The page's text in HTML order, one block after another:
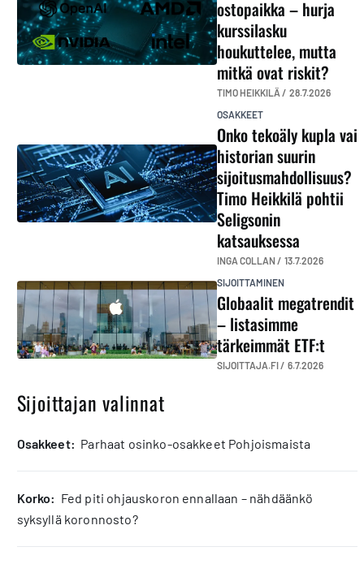
ostopaikka – hurja
kurssilasku
houkuttelee, mutta
mitkä ovat riskit?
TIMO HEIKKILÄ / 28.7.2026
OSAKKEET
Onko tekoäly kupla vai
historian suurin
sijoitusmahdollisuus?
Timo Heikkilä pohtii
Seligsonin
katsauksessa
INGA COLLAN / 13.7.2026
SIJOITTAMINEN
Globaalit megatrendit
– listasimme
tärkeimmät ETF:t
SIJOITTAJA.FI / 6.7.2026
Sijoittajan valinnat
osakkeet: Parhaat osinko-osakkeet Pohjoismaista
korko: Fed piti ohjauskoron ennallaan – nähdäänkö
syksyllä koronnosto?